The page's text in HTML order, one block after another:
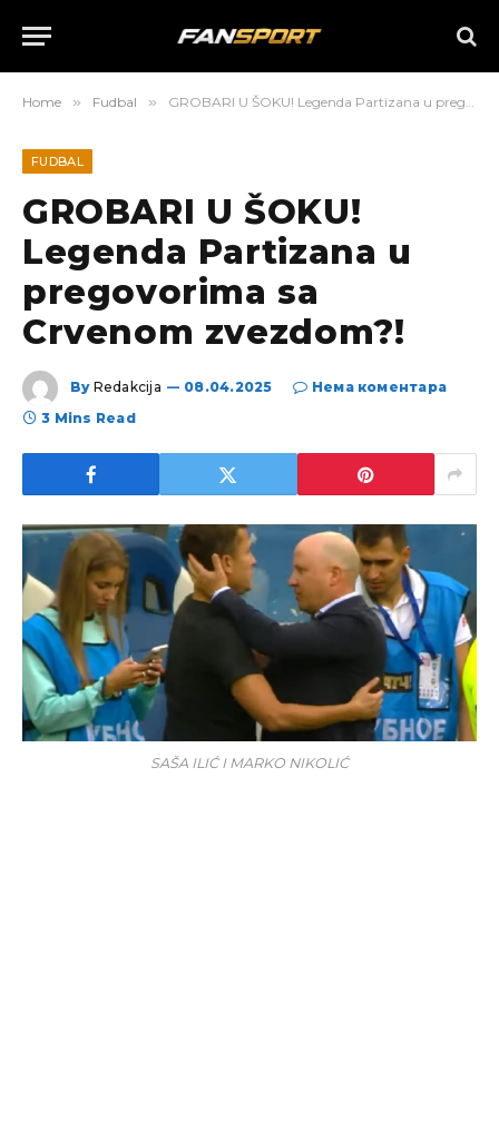
Home » Fudbal » GROBARI U ŠOKU! Legenda Partizana u pregovorima sa Crvenom zvezdom?!
FUDBAL
GROBARI U ŠOKU!
Legenda Partizana u
pregovorima sa
Crvenom zvezdom?!
By Redakcija 08.04.2025
Нема коментара
3 Mins Read
SAŠA ILIĆ I MARKO NIKOLIĆ